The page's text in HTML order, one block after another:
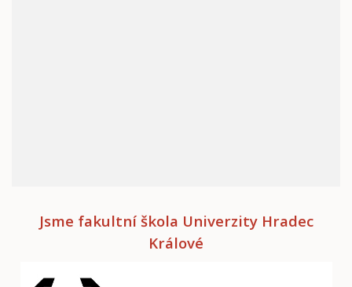
Jsme fakultní škola Univerzity Hradec
Králové